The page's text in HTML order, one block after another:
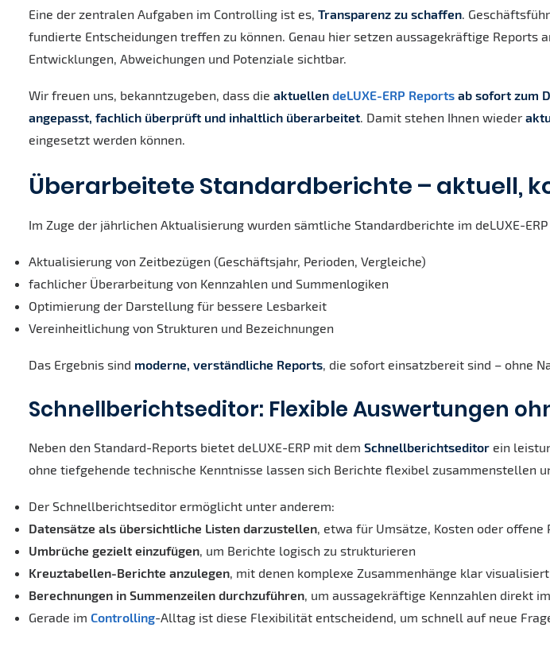
Eine der zentralen Aufgaben im Controlling ist es, Transparenz zu schaffen.
fundierte Entscheidungen treffen zu können. Genau hier setzen aussagekräftige
Entwicklungen, Abweichungen und Potenziale sichtbar.
Wir freuen uns, bekanntzugeben, dass die aktuellen deLUXE-ERP Reports ab sofort zum
angepasst, fachlich überprüft und inhaltlich überarbeitet. Damit stehen Ihnen wieder
eingesetzt werden können.
Überarbeitete Standardberichte – aktuell,
Im Zuge der jährlichen Aktualisierung wurden sämtliche Standardberichte im deLUXE-ERP
Aktualisierung von Zeitbezügen (Geschäftsjahr, Perioden, Vergleiche)
fachlicher Überarbeitung von Kennzahlen und Summenlogiken
Optimierung der Darstellung für bessere Lesbarkeit
Vereinheitlichung von Strukturen und Bezeichnungen
Das Ergebnis sind moderne, verständliche Reports, die sofort einsatzbereit sind – ohne
Schnellberichtseditor: Flexible Auswertungen
Neben den Standard-Reports bietet deLUXE-ERP mit dem Schnellberichtseditor ein
ohne tiefgehende technische Kenntnisse lassen sich Berichte flexibel zusammenstellen
Der Schnellberichtseditor ermöglicht unter anderem:
Datensätze als übersichtliche Listen darzustellen, etwa für Umsätze, Kosten oder offene
Umbrüche gezielt einzufügen, um Berichte logisch zu strukturieren
Kreuztabellen-Berichte anzulegen, mit denen komplexe Zusammenhänge klar
Berechnungen in Summenzeilen durchzuführen, um aussagekräftige Kennzahlen direkt
Gerade im Controlling-Alltag ist diese Flexibilität entscheidend, um schnell auf neue